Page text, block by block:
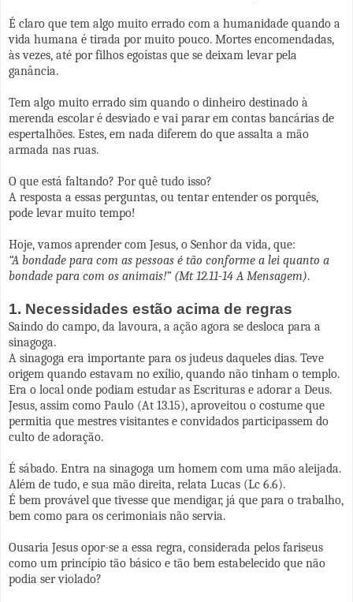
É claro que tem algo muito errado com a humanidade quando a
vida humana é tirada por muito pouco. Mortes encomendadas,
às vezes, até por filhos egoístas que se deixam levar pela
ganância.
Tem algo muito errado sim quando o dinheiro destinado à
merenda escolar é desviado e vai parar em contas bancárias de
espertalhões. Estes, em nada diferem do que assalta a mão
armada nas ruas.
O que está faltando? Por quê tudo isso?
A resposta a essas perguntas, ou tentar entender os porquês,
pode levar muito tempo!
Hoje, vamos aprender com Jesus, o Senhor da vida, que:
“A bondade para com as pessoas é tão conforme a lei quanto a
bondade para com os animais!” (Mt 12.11-14 A Mensagem).
1. Necessidades estão acima de regras
Saindo do campo, da lavoura, a ação agora se desloca para a
sinagoga.
A sinagoga era importante para os judeus daqueles dias. Teve
origem quando estavam no exílio, quando não tinham o templo.
Era o local onde podiam estudar as Escrituras e adorar a Deus.
Jesus, assim como Paulo (At 13.15), aproveitou o costume que
permitia que mestres visitantes e convidados participassem do
culto de adoração.
É sábado. Entra na sinagoga um homem com uma mão aleijada.
Além de tudo, e sua mão direita, relata Lucas (Lc 6.6).
É bem provável que tivesse que mendigar, já que para o trabalho,
bem como para os cerimoniais não servia.
Ousaria Jesus opor-se a essa regra, considerada pelos fariseus
como um princípio tão básico e tão bem estabelecido que não
podia ser violado?